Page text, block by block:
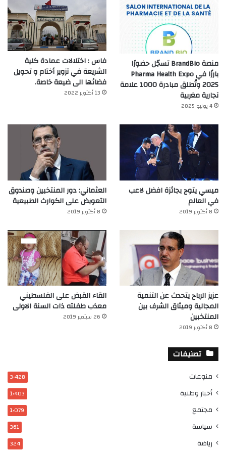
منصة BrandBio تسجّل حضورًا
بارزًا في Pharma Health Expo
2025 وتُطلق مبادرة 1000 علامة
تجارية مغربية
4 يوليو 2025
فاس : اختلالات عمادة كلية
الشريعة في تزوير أختام و تحويل
فضائها الى ضيعة خاصة.
13 أكتوبر 2022
ميسي يتوج بجائزة افضل لاعب
في العالم‎
8 أكتوبر 2019
العثماني: دور المنتخبين وصندوق
التعويض على الكوارث الطبيعية
8 أكتوبر 2019
عزيز الرباح يتحدث عن التنمية
المجالية وميثاق الشرف بين
المنتخبين
8 أكتوبر 2019
القاء القبض على الفلسطيني
معذب طفلته ذات السنة الاولى
26 سبتمبر 2019
تصنيفات
منوعات 3٬428
أخبار وطنية 1٬403
مجتمع 1٬079
سياسة 361
رياضة 324